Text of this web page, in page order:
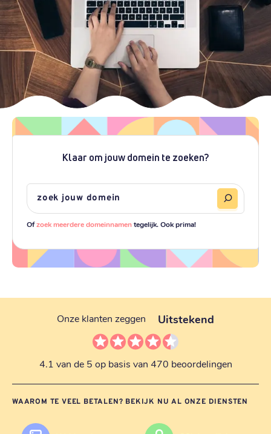
Klaar om jouw domein te zoeken?
Ofzoek meerdere domeinnamentegelijk. Ook prima!
Onze klanten zeggen Uitstekend
4.1 van de 5 op basis van 470 beoordelingen
WAAROM TE VEEL BETALEN? BEKIJK NU AL ONZE DIENSTEN